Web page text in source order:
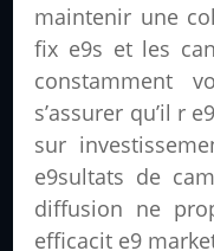
maintenir une
fix e9s et les
constamment
s’assurer qu’il r
sur
e9sultats de
diffusion ne
efficacit e9